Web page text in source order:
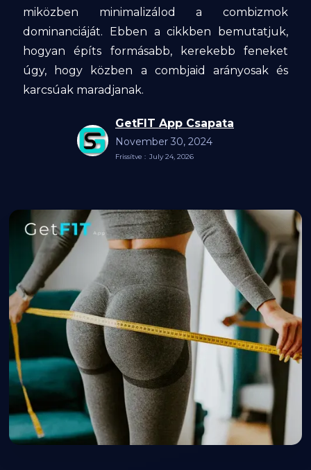
miközben minimalizálod a combizmok
dominanciáját. Ebben a cikkben bemutatjuk,
hogyan építs formásabb, kerekebb feneket
úgy, hogy közben a combjaid arányosak és
karcsúak maradjanak.
GetFIT App Csapata
November 30, 2024
Frissítve : July 24, 2026